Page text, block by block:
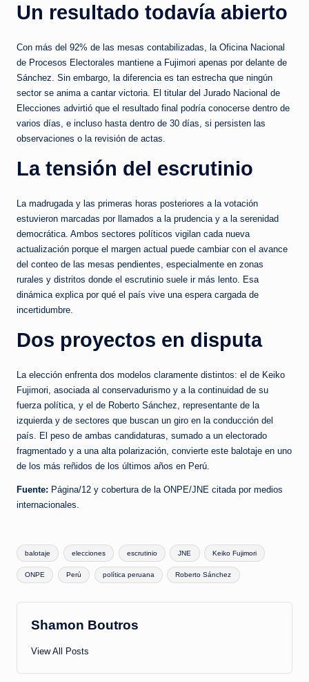
n
e
Un resultado todavía abierto
Con más del 92% de las mesas contabilizadas, la Oficina Nacional
de Procesos Electorales mantiene a Fujimori apenas por delante de
Sánchez. Sin embargo, la diferencia es tan estrecha que ningún
sector se anima a cantar victoria. El titular del Jurado Nacional de
Elecciones advirtió que el resultado final podría conocerse dentro de
varios días, e incluso hasta dentro de 30 días, si persisten las
observaciones o la revisión de actas.
La tensión del escrutinio
La madrugada y las primeras horas posteriores a la votación
estuvieron marcadas por llamados a la prudencia y a la serenidad
democrática. Ambos sectores políticos vigilan cada nueva
actualización porque el margen actual puede cambiar con el avance
del conteo de las mesas pendientes, especialmente en zonas
rurales y distritos donde el escrutinio suele ir más lento. Esa
dinámica explica por qué el país vive una espera cargada de
incertidumbre.
Dos proyectos en disputa
La elección enfrenta dos modelos claramente distintos: el de Keiko
Fujimori, asociada al conservadurismo y a la continuidad de su
fuerza política, y el de Roberto Sánchez, representante de la
izquierda y de sectores que buscan un giro en la conducción del
país. El peso de ambas candidaturas, sumado a un electorado
fragmentado y a una alta polarización, convierte este balotaje en uno
de los más reñidos de los últimos años en Perú.
Fuente: Página/12 y cobertura de la ONPE/JNE citada por medios
internacionales.
Tags:
balotaje elecciones escrutinio JNE Keiko Fujimori
ONPE Perú política peruana Roberto Sánchez
Shamon Boutros
View All Posts